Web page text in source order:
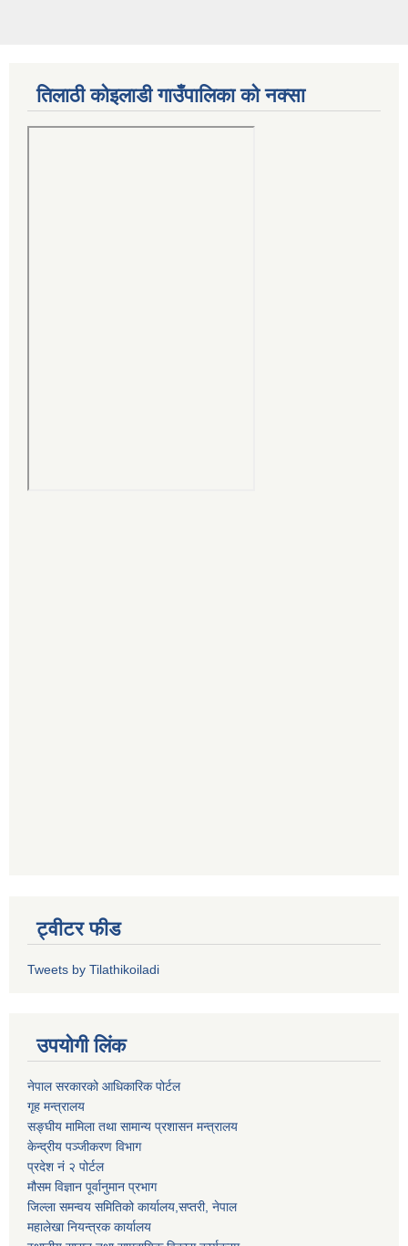
तिलाठी कोइलाडी गाउँपालिका को नक्सा
ट्वीटर फीड
Tweets by Tilathikoiladi
उपयोगी लिंक
नेपाल सरकारको आधिकारिक पोर्टल
गृह मन्त्रालय
सङ्घीय मामिला तथा सामान्य प्रशासन मन्त्रालय
केन्द्रीय पञ्जीकरण विभाग
प्रदेश नं २ पोर्टल
मौसम विज्ञान पूर्वानुमान प्रभाग
जिल्ला समन्वय समितिको कार्यालय,सप्तरी, नेपाल
महालेखा नियन्त्रक कार्यालय